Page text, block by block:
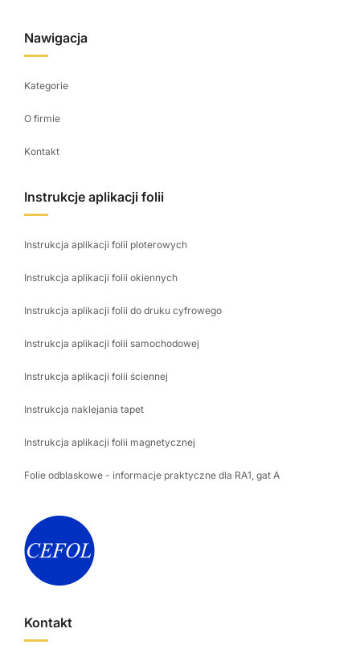
Nawigacja
Kategorie
O firmie
Kontakt
Instrukcje aplikacji folii
Instrukcja aplikacji folii ploterowych
Instrukcja aplikacji folii okiennych
Instrukcja aplikacji folii do druku cyfrowego
Instrukcja aplikacji folii samochodowej
Instrukcja aplikacji folii ściennej
Instrukcja naklejania tapet
Instrukcja aplikacji folii magnetycznej
Folie odblaskowe - informacje praktyczne dla RA1, gat A
Kontakt